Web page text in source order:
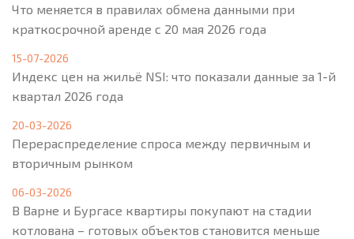
Что меняется в правилах обмена данными при
краткосрочной аренде с 20 мая 2026 года
15-07-2026
Индекс цен на жильё NSI: что показали данные за 1-й
квартал 2026 года
20-03-2026
Перераспределение спроса между первичным и
вторичным рынком
06-03-2026
В Варне и Бургасе квартиры покупают на стадии
котлована – готовых объектов становится меньше